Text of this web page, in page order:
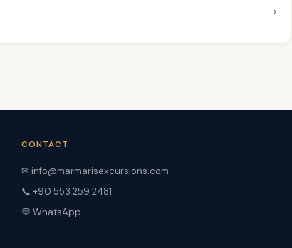
›
CONTACT
✉ info@marmarisexcursions.com
📞 +90 553 259 2481
💬 WhatsApp